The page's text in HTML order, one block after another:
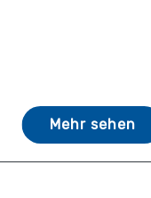
Mehr sehen